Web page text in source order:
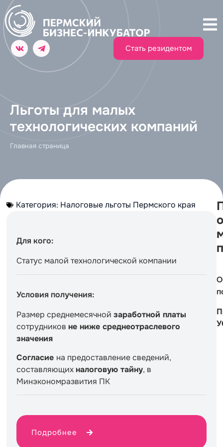
Стать резидентом
Льготы для малых
технологических компаний
Главная страница
Для кого:
Статус малой технологической компании
Условия получения:
Размер среднемесячной заработной платы
сотрудников не ниже среднеотраслевого
значения
Согласие на предоставление сведений,
составляющихналоговую тайну, в
Минэкономразвития ПК
Подробнее
Категория: Налоговые льготы Пермского края
о